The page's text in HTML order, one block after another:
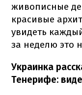
живописные
красивые
увидеть
за неделю это
Украинка
Тенерифе: